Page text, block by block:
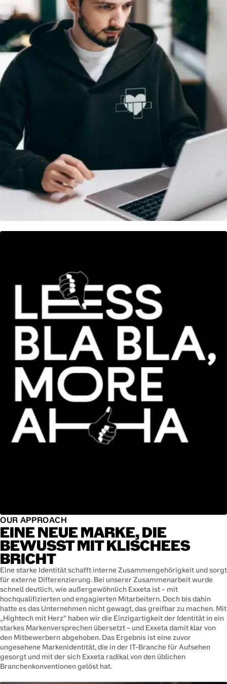
OUR APPROACH
EINE NEUE MARKE, DIE
BEWUSST MIT KLISCHEES
BRICHT
Eine starke Identität schafft interne Zusammengehörigkeit und sorgt
für externe Differenzierung. Bei unserer Zusammenarbeit wurde
schnell deutlich, wie außergewöhnlich Exxeta ist – mit
hochqualifizierten und engagierten Mitarbeitern. Doch bis dahin
hatte es das Unternehmen nicht gewagt, das greifbar zu machen. Mit
„Hightech mit Herz“ haben wir die Einzigartigkeit der Identität in ein
starkes Markenversprechen übersetzt – und Exxeta damit klar von
den Mitbewerbern abgehoben. Das Ergebnis ist eine zuvor
ungesehene Markenidentität, die in der IT-Branche für Aufsehen
gesorgt und mit der sich Exxeta radikal von den üblichen
Branchenkonventionen gelöst hat.